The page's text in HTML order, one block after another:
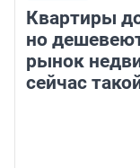
Квартиры
но
рынок
сейчас